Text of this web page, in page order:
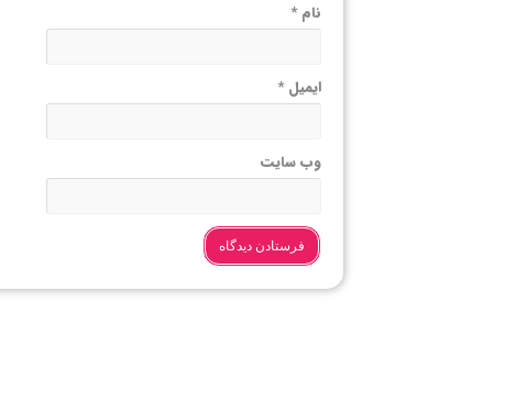
نام*
ایمیل*
وب‌ سایت